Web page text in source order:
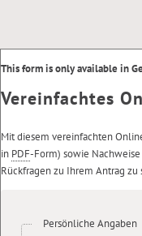
This form is only available in
Vereinfachtes
Mit diesem vereinfachten
in PDF-Form) sowie
Rückfragen zu Ihrem Antrag zu
Persönliche Angaben